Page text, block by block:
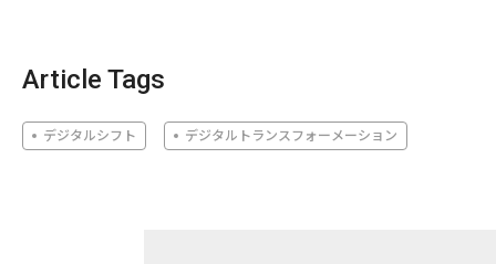
Article Tags
デジタルシフト デジタルトランスフォーメーション